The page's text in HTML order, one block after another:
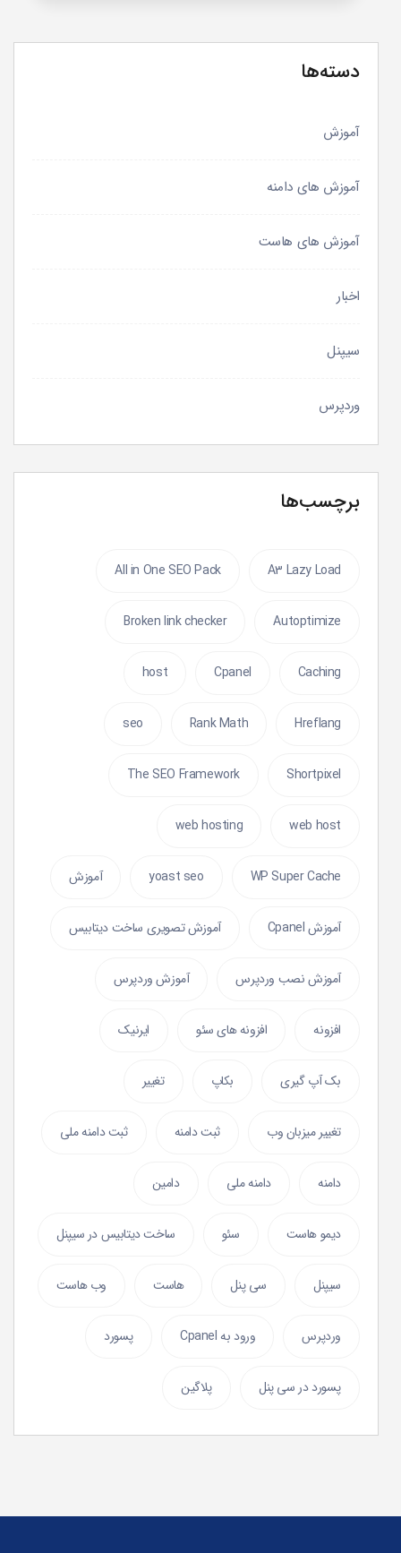
دسته‌ها
آموزش
آموزش های دامنه
آموزش های هاست
اخبار
سیپنل
وردپرس
برچسب‌ها
A3 Lazy Load
All in One SEO Pack
Autoptimize
Broken link checker
Caching
Cpanel
host
Hreflang
Rank Math
seo
Shortpixel
The SEO Framework
web host
web hosting
WP Super Cache
yoast seo آموزش
آموزش Cpanel آموزش تصویری ساخت دیتابیس
آموزش نصب وردپرس آموزش وردپرس
افزونه افزونه های سئو ایرنیک
بک آپ گیری بکاپ تغییر
تغییر میزبان وب ثبت دامنه ثبت دامنه ملی
دامنه دامنه ملی دامین
دیمو هاست سئو ساخت دیتابیس در سیپنل
سیپنل سی پنل هاست وب هاست
وردپرس ورود به Cpanel پسورد
پسورد در سی پنل پلاگین